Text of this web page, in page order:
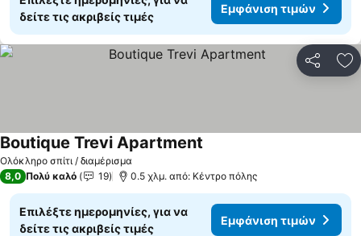
δείτε τις ακριβείς τιμές
Εμφάνιση τιμών
Ολόκληρο σπίτι / διαμέρισμα
Boutique Trevi Apartment
8,0 Πολύ καλό 19 0.5 χλμ. από: Κέντρο πόλης
Επιλέξτε ημερομηνίες, για να
δείτε τις ακριβείς τιμές
Εμφάνιση τιμών